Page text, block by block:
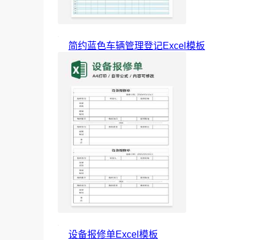
简约蓝色车辆管理登记Excel模板
设备报修单Excel模板